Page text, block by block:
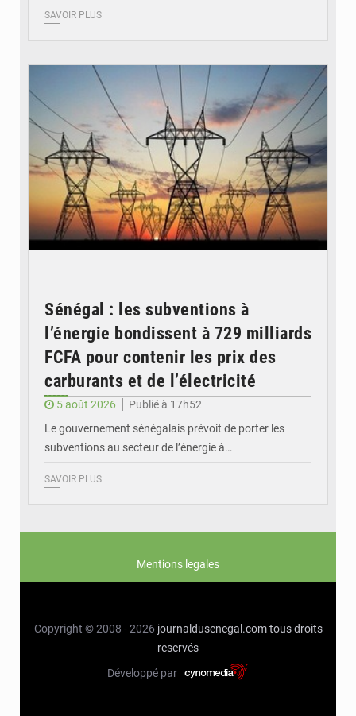
SAVOIR PLUS
Sénégal : les subventions à
l’énergie bondissent à 729 milliards
FCFA pour contenir les prix des
carburants et de l’électricité
5 août 2026
Publié à 17h52
Le gouvernement sénégalais prévoit de porter les
subventions au secteur de l’énergie à…
SAVOIR PLUS
Mentions legales
Copyright © 2008 - 2026 journaldusenegal.com tous droits
reservés
Développé par